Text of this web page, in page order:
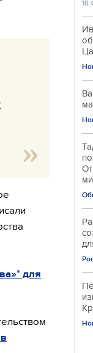
для
18